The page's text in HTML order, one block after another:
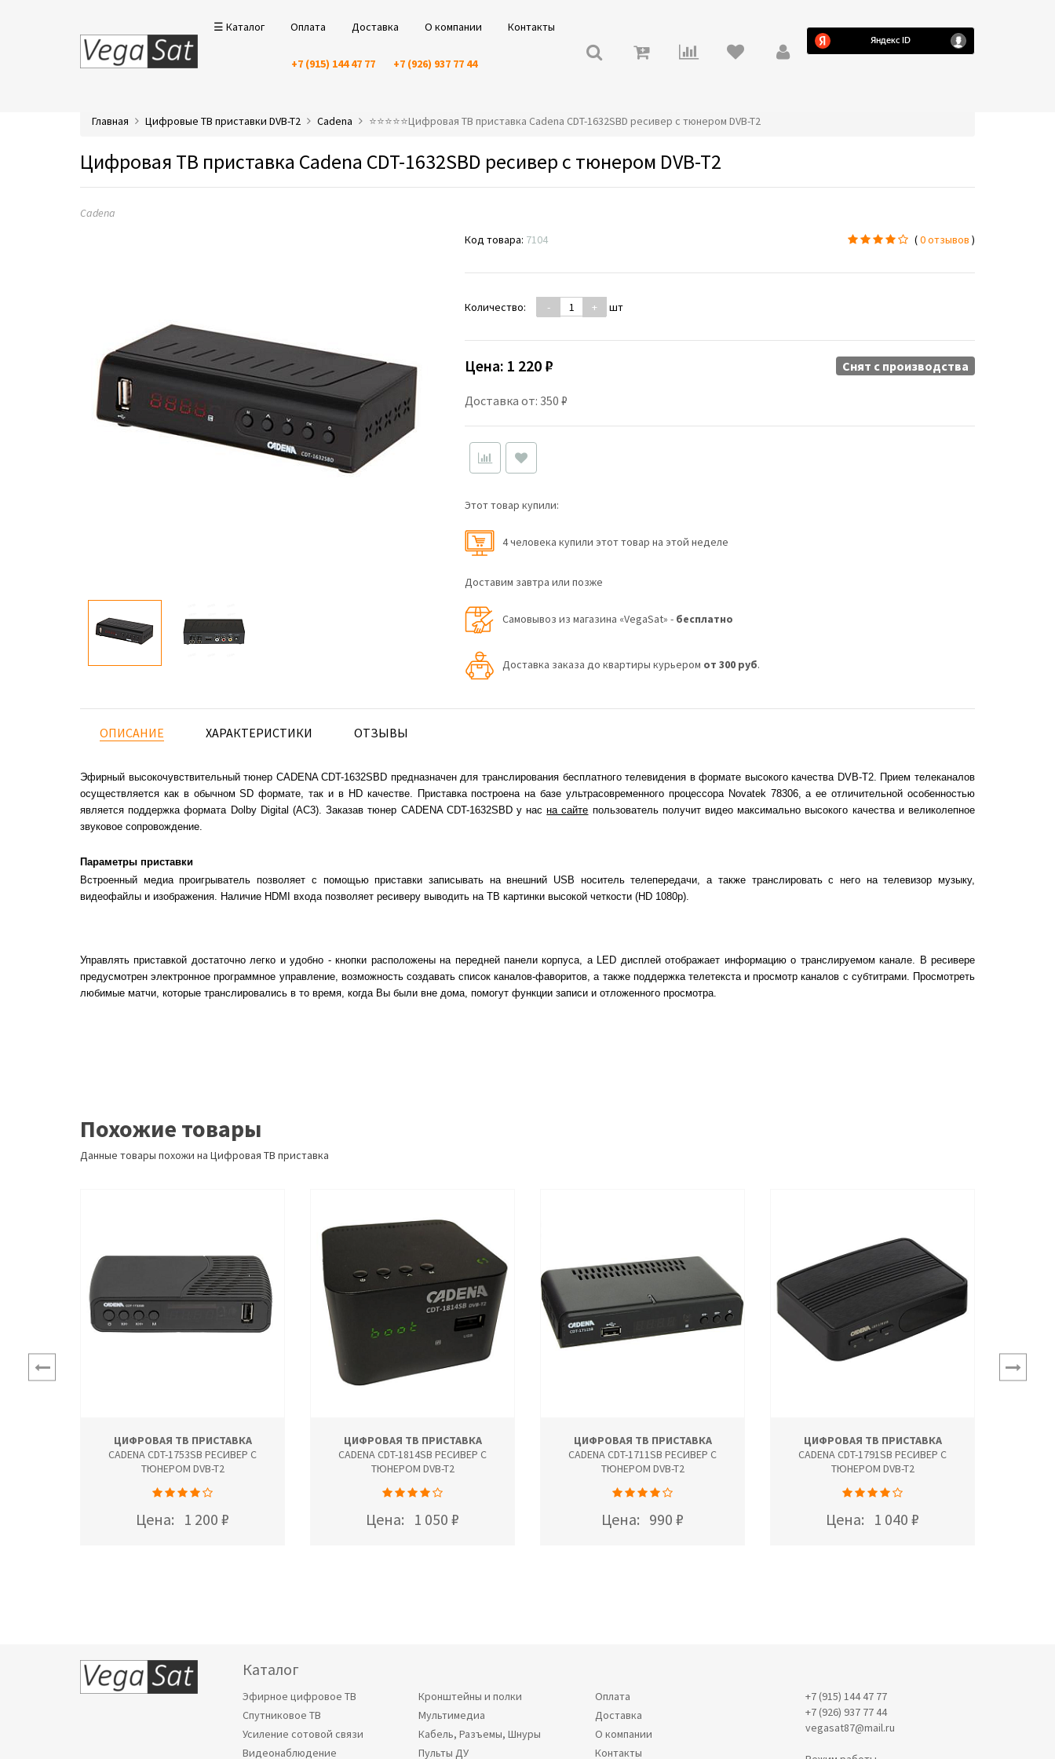
☰ Каталог Оплата Доставка О компании Контакты
+7 (915) 144 47 77 +7 (926) 937 77 44
Главная Цифровые ТВ приставки DVB-T2 Cadena ⭐️⭐️⭐️⭐️⭐️Цифровая ТВ приставка Cadena CDT-1632SBD ресивер с тюнером DVB-T2
Цифровая ТВ приставка Cadena CDT-1632SBD ресивер с тюнером DVB-T2
Cadena
Код товара: 7104 (0 отзывов )
Количество: - + шт
Цена: 1 220 ₽
Доставка от: 350 ₽
Снят c производства
Этот товар купили:
4 человекa купили этот товар на этой неделе
Доставим завтра или позже
Самовывоз из магазина «VegaSat» - бесплатно
Доставка заказа до квартиры курьером от 300 руб.
ОПИСАНИЕ ХАРАКТЕРИСТИКИ ОТЗЫВЫ
Эфирный высокочувствительный тюнер CADENA CDT-1632SBD предназначен для транслирования бесплатного телевидения в формате высокого качества DVB-T2. Прием телеканалов
осуществляется как в обычном SD формате, так и в HD качестве. Приставка построена на базе ультрасовременного процессора Novatek 78306, а ее отличительной особенностью
является поддержка формата Dolby Digital (AC3). Заказав тюнер CADENA CDT-1632SBD у насна сайте пользователь получит видео максимально высокого качества и великолепное
звуковое сопровождение.
Параметры приставки
Встроенный медиа проигрыватель позволяет с помощью приставки записывать на внешний USB носитель телепередачи, а также транслировать с него на телевизор музыку,
видеофайлы и изображения. Наличие HDMI входа позволяет ресиверу выводить на ТВ картинки высокой четкости (HD 1080р).
Управлять приставкой достаточно легко и удобно - кнопки расположены на передней панели корпуса, а LED дисплей отображает информацию о транслируемом канале. В ресивере
предусмотрен электронное программное управление, возможность создавать список каналов-фаворитов, а также поддержка телетекста и просмотр каналов с субтитрами. Просмотреть
любимые матчи, которые транслировались в то время, когда Вы были вне дома, помогут функции записи и отложенного просмотра.
Похожие товары
Данные товары похожи на Цифровая ТВ приставка
ЦИФРОВАЯ ТВ ПРИСТАВКА
CADENA CDT-1753SB РЕСИВЕР С
ТЮНЕРОМ DVB-T2
Цена: 1 200 ₽
ЦИФРОВАЯ ТВ ПРИСТАВКА
CADENA CDT-1814SB РЕСИВЕР С
ТЮНЕРОМ DVB-T2
Цена: 1 050 ₽
ЦИФРОВАЯ ТВ ПРИСТАВКА
CADENA CDT-1711SB РЕСИВЕР С
ТЮНЕРОМ DVB-T2
Цена: 990 ₽
ЦИФРОВАЯ ТВ ПРИСТАВКА
CADENA CDT-1791SB РЕСИВЕР С
ТЮНЕРОМ DVB-T2
Цена: 1 040 ₽
Каталог
Эфирное цифровое ТВ
Спутниковое ТВ
Усиление сотовой связи
Видеонаблюдение
Кронштейны и полки
Мультимедиа
Кабель, Разъемы, Шнуры
Пульты ДУ
Оплата
Доставка
О компании
Контакты
+7 (915) 144 47 77
+7 (926) 937 77 44
vegasat87@mail.ru